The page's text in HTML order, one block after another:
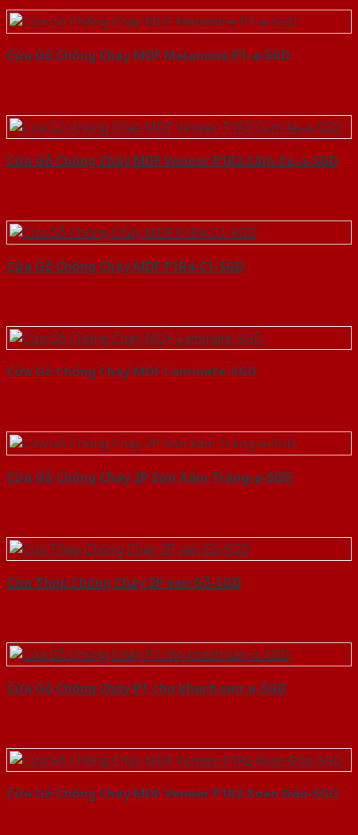
Cửa Gỗ Chống Cháy MDF Melamine P1-a-SGD
Cửa Gỗ Chống Cháy MDF Veneer P1R2 Căm Xe-a-SGD
Cửa Gỗ Chống Cháy MDF P1R4-C1-SGD
Cửa Gỗ Chống Cháy MDF Laminate-SGD
Cửa Gỗ Chống Cháy 2P Sơn Xám Trắng-a-SGD
Cửa Thép Chống Cháy 2P van Gỗ-SGD
Cửa Gỗ Chống Cháy P1 cho khach san-a-SGD
Cửa Gỗ Chống Cháy MDF Veneer P1R2 Xoan Đào-SGD